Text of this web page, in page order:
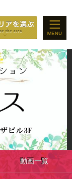
動画一覧